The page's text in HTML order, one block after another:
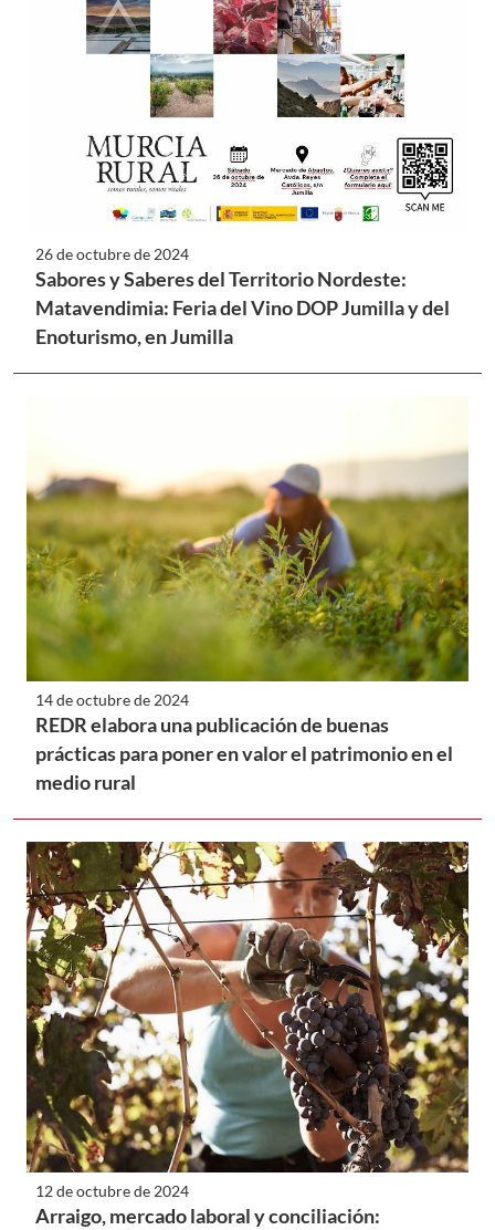
26 de octubre de 2024
Sabores y Saberes del Territorio Nordeste:
Matavendimia: Feria del Vino DOP Jumilla y del
Enoturismo, en Jumilla
14 de octubre de 2024
REDR elabora una publicación de buenas
prácticas para poner en valor el patrimonio en el
medio rural
12 de octubre de 2024
Arraigo, mercado laboral y conciliación: